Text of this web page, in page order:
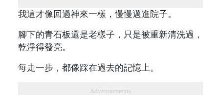
我這才像回過神來一樣，慢慢邁進院子。
腳下的青石板還是老樣子，只是被重新清洗過，
乾淨得發亮。
每走一步，都像踩在過去的記憶上。
Advertisements